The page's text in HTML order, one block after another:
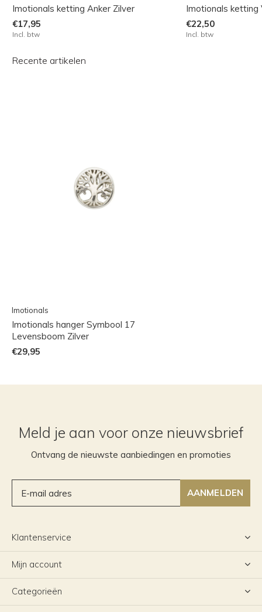
Imotionals ketting Anker Zilver
€17,95
Incl. btw
Imotionals ketting
€22,50
Incl. btw
Recente artikelen
Imotionals
Imotionals hanger Symbool 17
Levensboom Zilver
€29,95
Meld je aan voor onze nieuwsbrief
Ontvang de nieuwste aanbiedingen en promoties
AANMELDEN
Klantenservice
Mijn account
Categorieën